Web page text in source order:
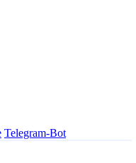
Telegram-Bot